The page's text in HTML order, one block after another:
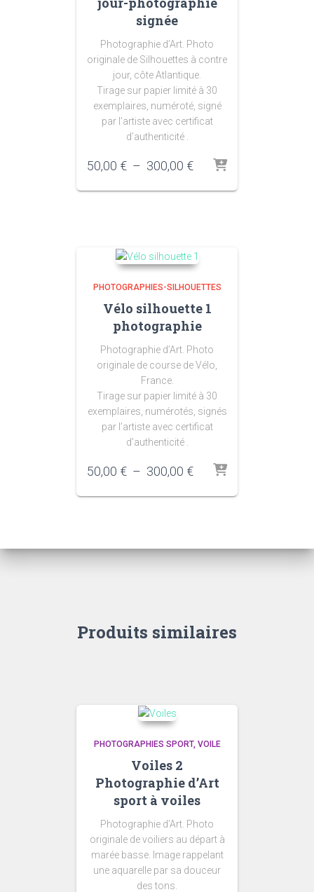
signée
Photographie d’Art. Photo
originale de Silhouettes à contre
jour, côte Atlantique.
Tirage sur papier limité à 30
exemplaires, numéroté, signé
par l’artiste avec certificat
d’authenticité .
50,00 € – 300,00 €Plage
prix :
PHOTOGRAPHIES-SILHOUETTES
Vélo silhouette 1
photographie
Photographie d’Art. Photo
originale de course de Vélo,
France.
Tirage sur papier limité à 30
exemplaires, numérotés, signés
par l’artiste avec certificat
d’authenticité .
50,00 € – 300,00 €Plage
prix :
Produits similaires
PHOTOGRAPHIES SPORT VOILE
Voiles 2
Photographie d’Art
sport à voiles
Photographie d’Art. Photo
originale de voiliers au départ à
marée basse. Image rappelant
une aquarelle par sa douceur
des tons.